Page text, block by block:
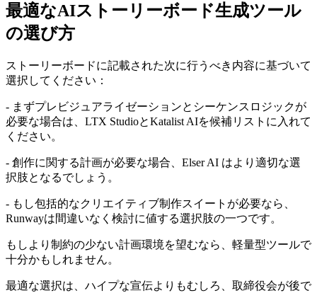
最適なAIストーリーボード生成ツール
の選び方
ストーリーボードに記載された次に行うべき内容に基づいて
選択してください：
- まずプレビジュアライゼーションとシーケンスロジックが
必要な場合は、LTX StudioとKatalist AIを候補リストに入れて
ください。
- 創作に関する計画が必要な場合、Elser AI はより適切な選
択肢となるでしょう。
- もし包括的なクリエイティブ制作スイートが必要なら、
Runwayは間違いなく検討に値する選択肢の一つです。
もしより制約の少ない計画環境を望むなら、軽量型ツールで
十分かもしれません。
最適な選択は、ハイプな宣伝よりもむしろ、取締役会が後で